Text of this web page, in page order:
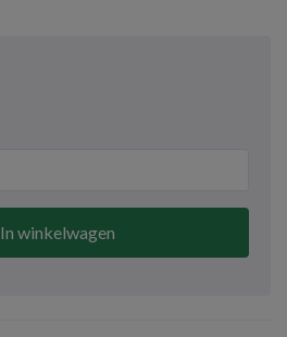
In winkelwagen